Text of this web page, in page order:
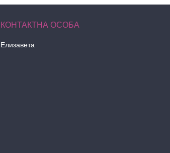
Елизавета